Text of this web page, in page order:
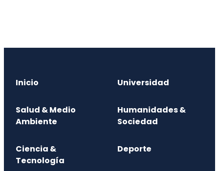
Inicio Universidad
Salud & Medio
Ambiente
Humanidades &
Sociedad
Ciencia &
Tecnología
Deporte